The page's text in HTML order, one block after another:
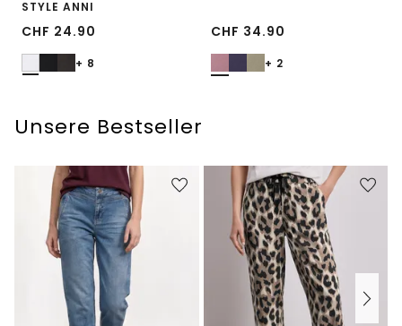
STYLE ANNI
CHF 24.90
+ 8
CHF 34.90
+ 2
Unsere Bestseller